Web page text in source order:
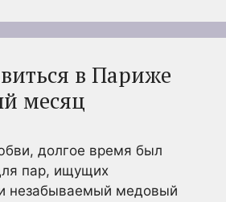
в Париже
месяц
долгое время был
пар, ищущих
незабываемый медовый